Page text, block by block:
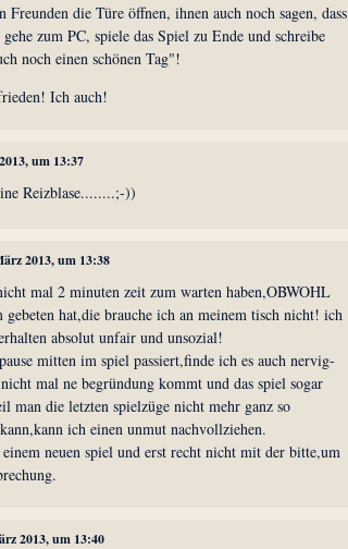
Freunden die Türe öffnen, ihnen auch noch sagen, dass
zum PC, spiele das Spiel zu Ende und schreibe
noch einen schönen Tag"!
Ich auch!
um 13:37
Reizblase........;-))
2013, um 13:38
mal 2 minuten zeit zum warten haben,OBWOHL
gebeten hat,die brauche ich an meinem tisch nicht! ich
absolut unfair und unsozial!
mitten im spiel passiert,finde ich es auch nervig-
mal ne begründung kommt und das spiel sogar
man die letzten spielzüge nicht mehr ganz so
ich einen unmut nachvollziehen.
neuen spiel und erst recht nicht mit der bitte,um
2013, um 13:40